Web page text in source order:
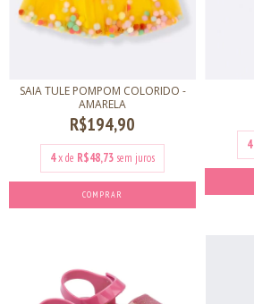
SAIA TULE POMPOM COLORIDO -
AMARELA
R$194,90
4x de R$48,73 sem juros
COMPRAR
4